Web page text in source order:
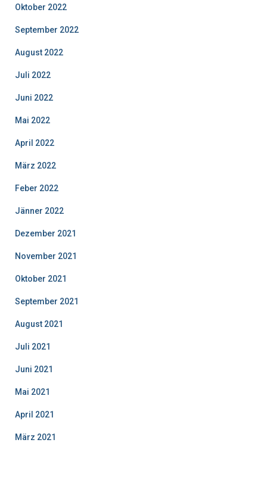
Oktober 2022
September 2022
August 2022
Juli 2022
Juni 2022
Mai 2022
April 2022
März 2022
Feber 2022
Jänner 2022
Dezember 2021
November 2021
Oktober 2021
September 2021
August 2021
Juli 2021
Juni 2021
Mai 2021
April 2021
März 2021